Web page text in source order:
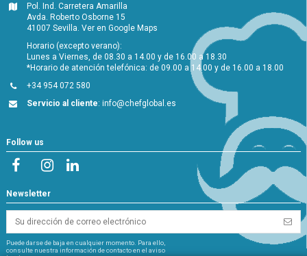
Pol. Ind. Carretera Amarilla
Avda. Roberto Osborne 15
41007 Sevilla.Ver en Google Maps
Horario (excepto verano):
Lunes a Viernes, de 08.30 a 14.00 y de 16.00 a 18.30
*Horario de atención telefónica: de 09.00 a 14.00 y de 16.00 a 18.00
+34 954 072 580
Servicio al cliente:info@chefglobal.es
Follow us
Newsletter
Puede darse de baja en cualquier momento. Para ello,
consulte nuestra información de contacto en el aviso